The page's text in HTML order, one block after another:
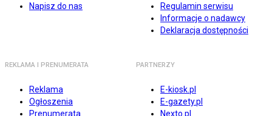
Napisz do nas
Regulamin serwisu
Informacje o nadawcy
Deklaracja dostępności
REKLAMA I PRENUMERATA
Reklama
Ogłoszenia
Prenumerata
PARTNERZY
E-kiosk.pl
E-gazety.pl
Nexto.pl